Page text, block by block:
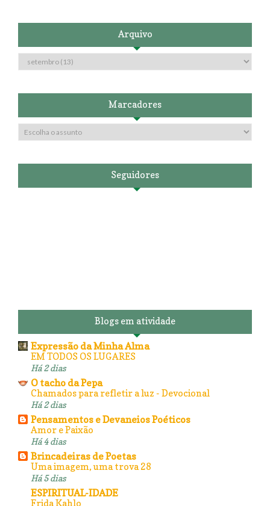
Arquivo
Marcadores
Seguidores
Blogs em atividade
Expressão da Minha Alma
EM TODOS OS LUGARES
Há 2 dias
O tacho da Pepa
Chamados para refletir a luz - Devocional
Há 2 dias
Pensamentos e Devaneios Poéticos
Amor e Paixão
Há 4 dias
Brincadeiras de Poetas
Uma imagem, uma trova 28
Há 5 dias
ESPIRITUAL-IDADE
Frida Kahlo